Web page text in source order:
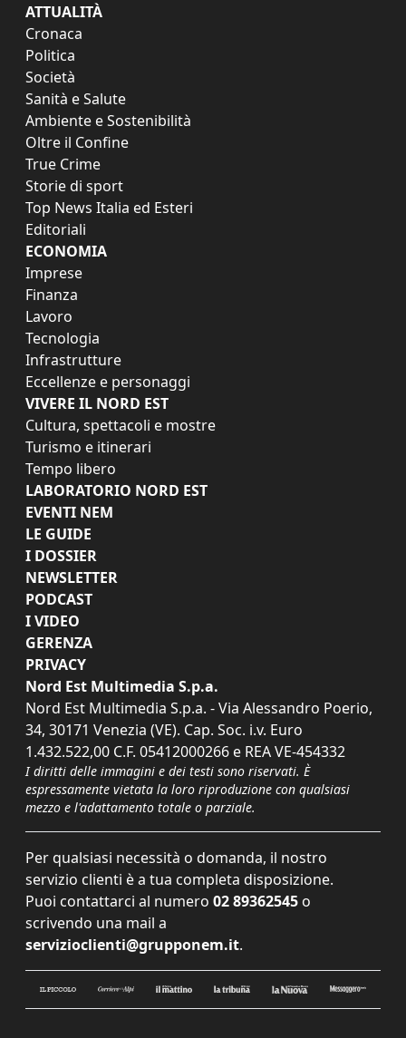
ATTUALITÀ
Cronaca
Politica
Società
Sanità e Salute
Ambiente e Sostenibilità
Oltre il Confine
True Crime
Storie di sport
Top News Italia ed Esteri
Editoriali
ECONOMIA
Imprese
Finanza
Lavoro
Tecnologia
Infrastrutture
Eccellenze e personaggi
VIVERE IL NORD EST
Cultura, spettacoli e mostre
Turismo e itinerari
Tempo libero
LABORATORIO NORD EST
EVENTI NEM
LE GUIDE
I DOSSIER
NEWSLETTER
PODCAST
I VIDEO
GERENZA
PRIVACY
Nord Est Multimedia S.p.a.
Nord Est Multimedia S.p.a. - Via Alessandro Poerio,
34, 30171 Venezia (VE). Cap. Soc. i.v. Euro
1.432.522,00 C.F. 05412000266 e REA VE-454332
I diritti delle immagini e dei testi sono riservati. È
espressamente vietata la loro riproduzione con qualsiasi
mezzo e l'adattamento totale o parziale.
Per qualsiasi necessità o domanda, il nostro
servizio clienti è a tua completa disposizione.
Puoi contattarci al numero 02 89362545 o
scrivendo una mail a
servizioclienti@grupponem.it.